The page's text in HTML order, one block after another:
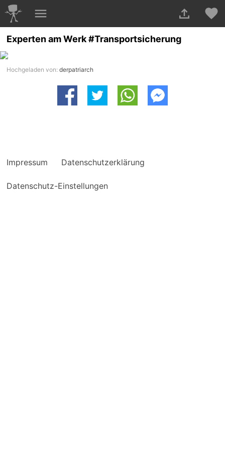
Experten am Werk #Transportsicherung
Hochgeladen von:derpatriarch
Impressum Datenschutzerklärung
Datenschutz-Einstellungen